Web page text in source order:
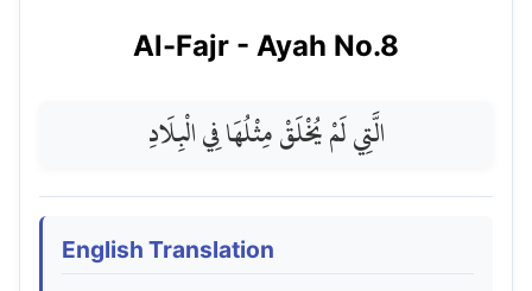
Al-Fajr - Ayah No.8
الَّتِي لَمْ يُخْلَقْ مِثْلُهَا فِي الْبِلَادِ
English Translation